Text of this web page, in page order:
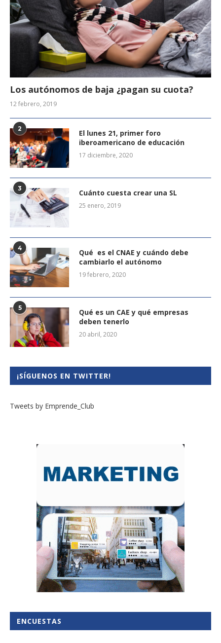
Los autónomos de baja ¿pagan su cuota?
12 febrero, 2019
2
El lunes 21, primer foro
iberoamericano de educación
17 diciembre, 2020
3 Cuánto cuesta crear una SL
25 enero, 2019
4
Qué es el CNAE y cuándo debe
cambiarlo el autónomo
19 febrero, 2020
5
Qué es un CAE y qué empresas
deben tenerlo
20 abril, 2020
¡SÍGUENOS EN TWITTER!
Tweets by Emprende_Club
ENCUESTAS